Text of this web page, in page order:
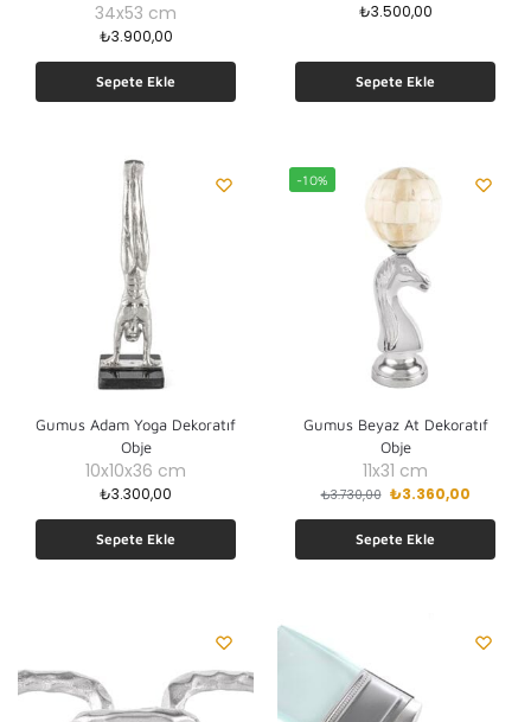
34x53 cm
₺3.900,00
Sepete Ekle
₺3.500,00
Sepete Ekle
Gumus Adam Yoga Dekoratıf
Obje
10x10x36 cm
₺3.300,00
Sepete Ekle
-10%
Gumus Beyaz At Dekoratıf
Obje
11x31 cm
₺3.730,00 ₺3.360,00
Sepete Ekle